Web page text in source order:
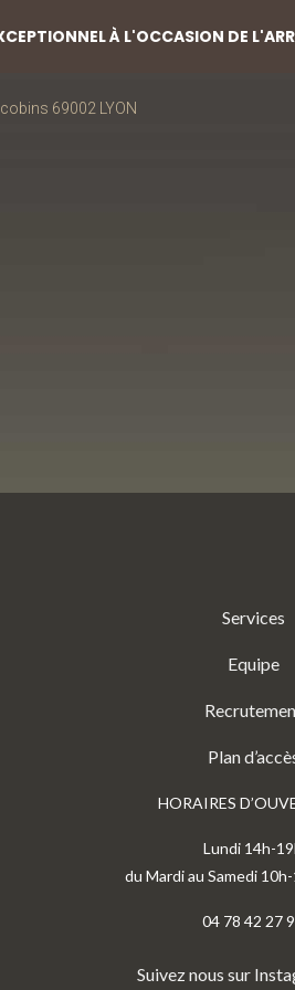
69002 LYON
Services
Equipe
Plan
HORAIRES
Lundi 14h-
du Mardi au Samedi
04 78 42 27
Suivez nous sur
À L'OCCASION DE